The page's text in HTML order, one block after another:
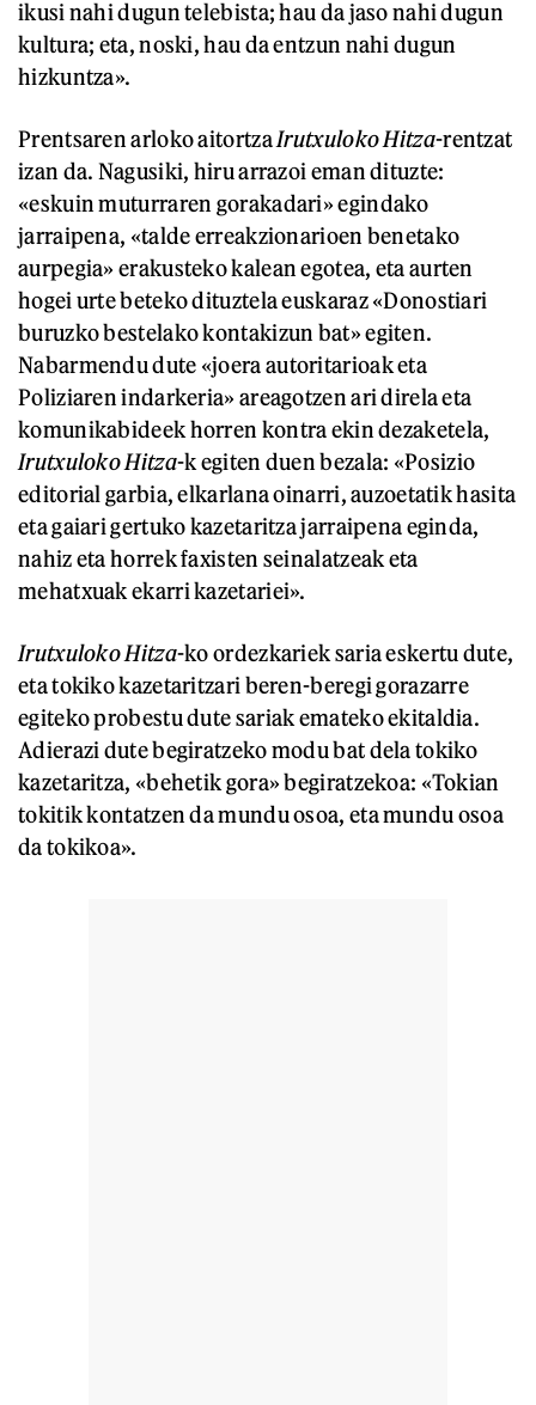
ikusi nahi dugun telebista; hau da jaso nahi dugun
kultura; eta, noski, hau da entzun nahi dugun
hizkuntza».
Prentsaren arloko aitortzaIrutxuloko Hitza-rentzat
izan da. Nagusiki, hiru arrazoi eman dituzte:
«eskuin muturraren gorakadari» egindako
jarraipena, «talde erreakzionarioen benetako
aurpegia» erakusteko kalean egotea, eta aurten
hogei urte beteko dituztela euskaraz «Donostiari
buruzko bestelako kontakizun bat» egiten.
Nabarmendu dute «joera autoritarioak eta
Poliziaren indarkeria» areagotzen ari direla eta
komunikabideek horren kontra ekin dezaketela,
Irutxuloko Hitza-k egiten duen bezala: «Posizio
editorial garbia, elkarlana oinarri, auzoetatik hasita
eta gaiari gertuko kazetaritza jarraipena eginda,
nahiz eta horrek faxisten seinalatzeak eta
mehatxuak ekarri kazetariei».
Irutxuloko Hitza-ko ordezkariek saria eskertu dute,
eta tokiko kazetaritzari beren-beregi gorazarre
egiteko probestu dute sariak emateko ekitaldia.
Adierazi dute begiratzeko modu bat dela tokiko
kazetaritza, «behetik gora» begiratzekoa: «Tokian
tokitik kontatzen da mundu osoa, eta mundu osoa
da tokikoa».